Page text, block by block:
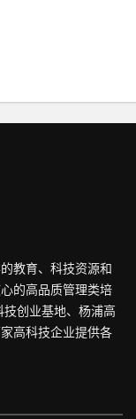
教育、科技资源和
的高品质管理类培
创业基地、杨浦高
高科技企业提供各